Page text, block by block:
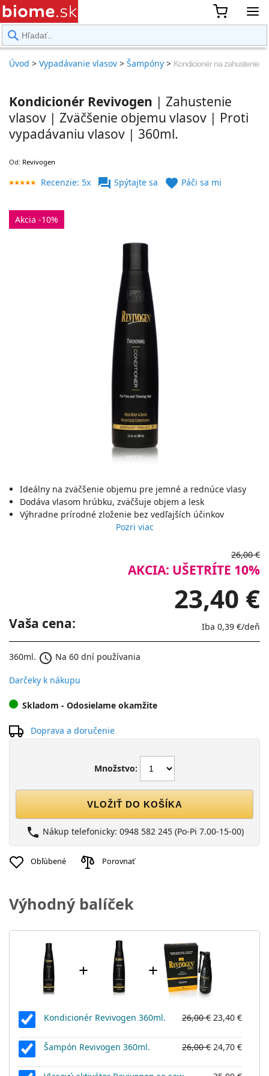
Úvod > Vypadávanie vlasov > Šampóny > Kondicionér na zahustenie
Kondicionér Revivogen | Zahustenie
vlasov | Zväčšenie objemu vlasov | Proti
vypadávaniu vlasov | 360ml.
Od: Revivogen
Recenzie: 5x forum Spýtajte sa favorite Páči sa mi
Akcia -10%
Ideálny na zväčšenie objemu pre jemné a rednúce vlasy
Dodáva vlasom hrúbku, zväčšuje objem a lesk
Výhradne prírodné zloženie bez vedľajších účinkov
Pozri viac
26,00 €
AKCIA: UŠETRÍTE 10%
Vaša cena:
23,40 €
Iba 0,39 €/deň
360ml. schedule Na 60 dní používania
Darčeky k nákupu
Skladom - Odosielame okamžite
Doprava a doručenie
Množstvo:
VLOŽIŤ DO KOŠÍKA
phone Nákup telefonicky: 0948 582 245 (Po-Pi 7.00-15-00)
Obľúbené Porovnať
Výhodný balíček
+ +
Kondicionér Revivogen 360ml. 26,00 € 23,40 €
Šampón Revivogen 360ml. 26,00 € 24,70 €